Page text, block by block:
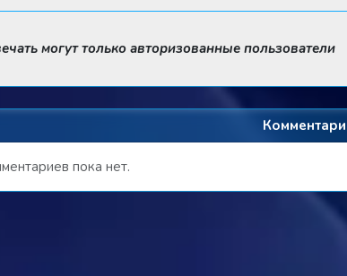
могут только авторизованные пользователи
пока нет.